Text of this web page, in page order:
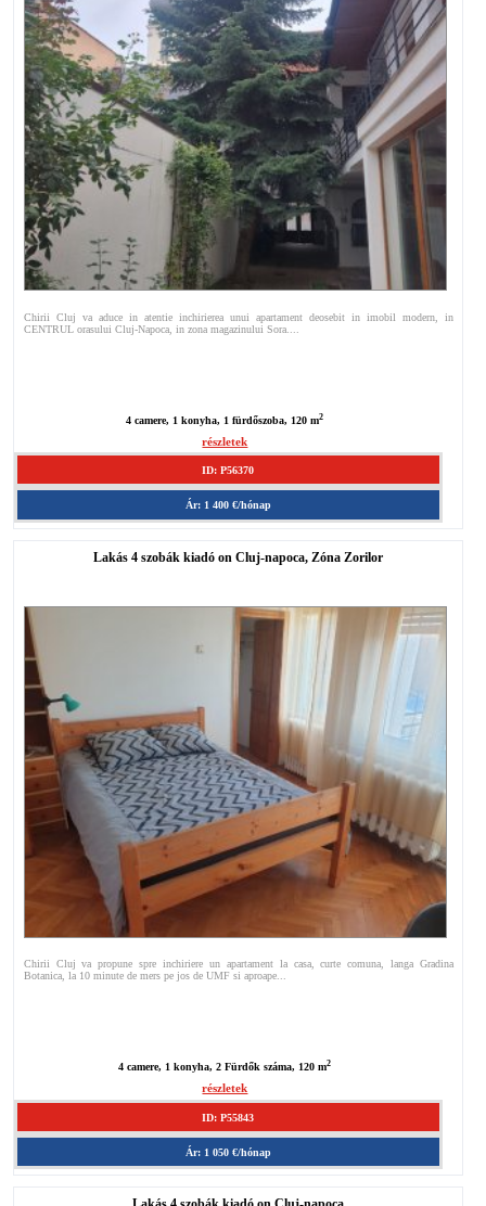
Chirii Cluj va aduce in atentie inchirierea unui apartament deosebit in imobil modern, in
CENTRUL orasului Cluj-Napoca, in zona magazinului Sora....
4 camere, 1 konyha, 1 fürdőszoba, 120 m2
részletek
ID: P56370
Ár: 1 400 €/hónap
Lakás 4 szobák kiadó on Cluj-napoca, Zóna Zorilor
Chirii Cluj va propune spre inchiriere un apartament la casa, curte comuna, langa Gradina
Botanica, la 10 minute de mers pe jos de UMF si aproape...
4 camere, 1 konyha, 2 Fürdők száma, 120 m2
részletek
ID: P55843
Ár: 1 050 €/hónap